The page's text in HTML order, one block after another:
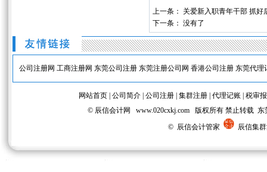
上一条：
关爱新入职青年干部 抓好
下一条： 没有了
公司注册网 工商注册网 东莞公司注册 东莞注册公司网 香港公司注册 东莞代理
网站首页 公司简介 公司注册 集群注册 代理记账 税审
© 辰信会计网 www.020cxkj.com 版权所有 禁止转载
© 辰信会计管家
辰信集